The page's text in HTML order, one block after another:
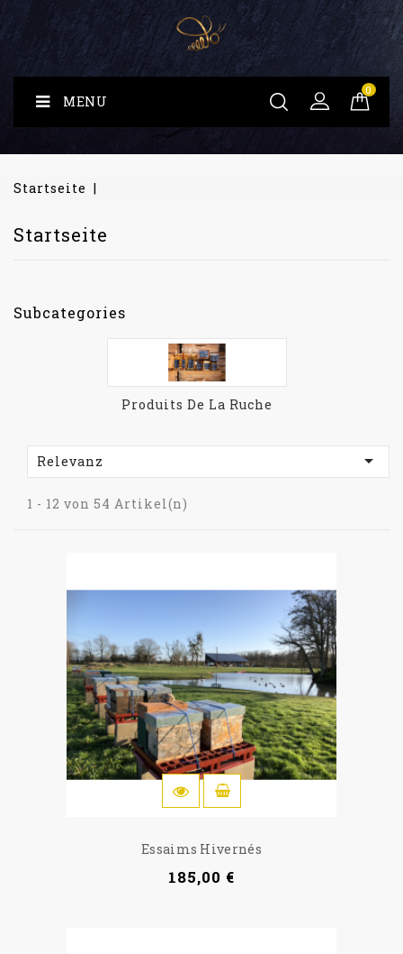
0
MENU
Startseite
Startseite
Subcategories
Produits De La Ruche
Relevanz 
1 - 12 von 54 Artikel(n)
Essaims Hivernés
185,00 €